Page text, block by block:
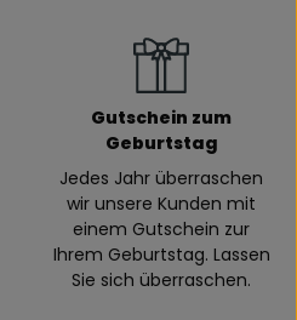
Gutschein zum
Geburtstag
Jedes Jahr überraschen
wir unsere Kunden mit
einem Gutschein zur
Ihrem Geburtstag. Lassen
Sie sich überraschen.